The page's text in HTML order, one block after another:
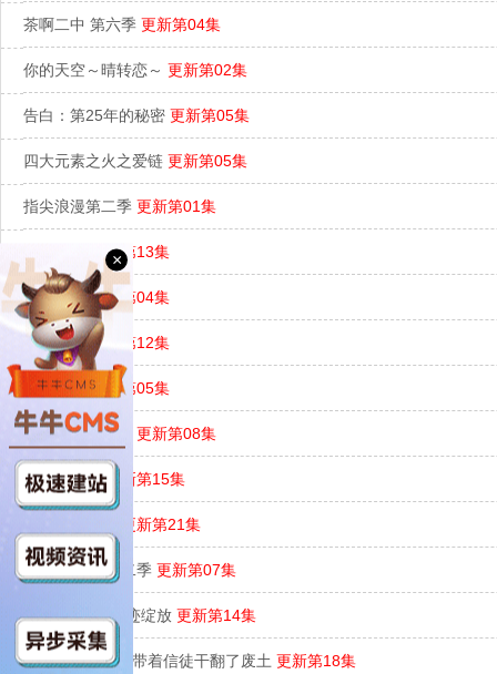
茶啊二中 第六季 更新第04集
你的天空～晴转恋～ 更新第02集
告白：第25年的秘密 更新第05集
四大元素之火之爱链 更新第05集
指尖浪漫第二季 更新第01集
更新第13集
杀手妈咪更新第04集
爱且衡生更新第12集
爱情来了 更新第05集
等待黎明破晓时 更新第08集
掌门低调点更新第15集
更新第21集
小猪佩奇 第十二季 更新第07集
星卡梦少女5奇迹绽放 更新第14集
当上神明后，我带着信徒干翻了废土 更新第18集
×